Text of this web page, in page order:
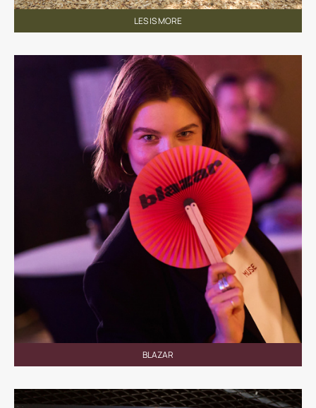
LES IS MORE
BLAZAR